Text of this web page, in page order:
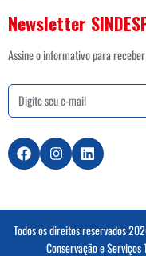
Newsletter
Assine o informativo para
Todos os direitos reservados
Conservação e